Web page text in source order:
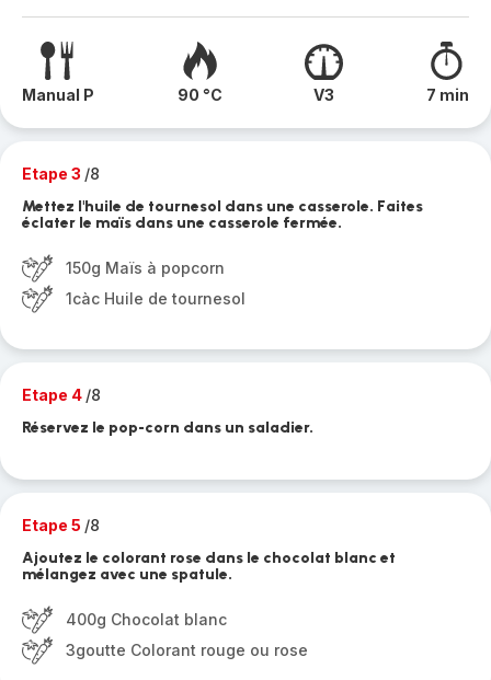
Manual P 90 °C V3 7 min
Etape 3 /8
Mettez l'huile de tournesol dans une casserole. Faites
éclater le maïs dans une casserole fermée.
150g Maïs à popcorn
1càc Huile de tournesol
Etape 4 /8
Réservez le pop-corn dans un saladier.
Etape 5 /8
Ajoutez le colorant rose dans le chocolat blanc et
mélangez avec une spatule.
400g Chocolat blanc
3goutte Colorant rouge ou rose